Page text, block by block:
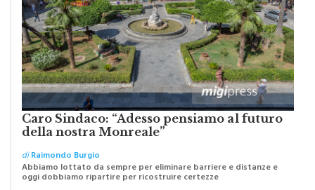
Caro Sindaco: “Adesso pensiamo al futuro
della nostra Monreale”
diRaimondo Burgio
Abbiamo lottato da sempre per eliminare barriere e distanze e
oggi dobbiamo ripartire per ricostruire certezze